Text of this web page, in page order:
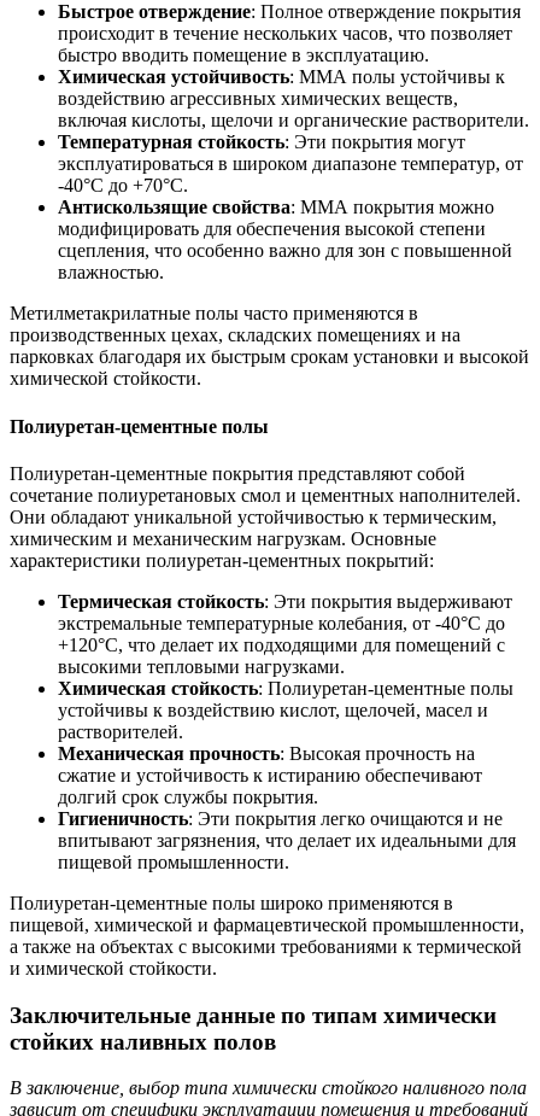
Быстрое отверждение: Полное отверждение покрытия
происходит в течение нескольких часов, что позволяет
быстро вводить помещение в эксплуатацию.
Химическая устойчивость: ММА полы устойчивы к
воздействию агрессивных химических веществ,
включая кислоты, щелочи и органические растворители.
Температурная стойкость: Эти покрытия могут
эксплуатироваться в широком диапазоне температур, от
-40°C до +70°C.
Антискользящие свойства: ММА покрытия можно
модифицировать для обеспечения высокой степени
сцепления, что особенно важно для зон с повышенной
влажностью.
Метилметакрилатные полы часто применяются в
производственных цехах, складских помещениях и на
парковках благодаря их быстрым срокам установки и высокой
химической стойкости.
Полиуретан-цементные полы
Полиуретан-цементные покрытия представляют собой
сочетание полиуретановых смол и цементных наполнителей.
Они обладают уникальной устойчивостью к термическим,
химическим и механическим нагрузкам. Основные
характеристики полиуретан-цементных покрытий:
Термическая стойкость: Эти покрытия выдерживают
экстремальные температурные колебания, от -40°C до
+120°C, что делает их подходящими для помещений с
высокими тепловыми нагрузками.
Химическая стойкость: Полиуретан-цементные полы
устойчивы к воздействию кислот, щелочей, масел и
растворителей.
Механическая прочность: Высокая прочность на
сжатие и устойчивость к истиранию обеспечивают
долгий срок службы покрытия.
Гигиеничность: Эти покрытия легко очищаются и не
впитывают загрязнения, что делает их идеальными для
пищевой промышленности.
Полиуретан-цементные полы широко применяются в
пищевой, химической и фармацевтической промышленности,
а также на объектах с высокими требованиями к термической
и химической стойкости.
Заключительные данные по типам химически
стойких наливных полов
В заключение, выбор типа химически стойкого наливного пола
зависит от специфики эксплуатации помещения и требований